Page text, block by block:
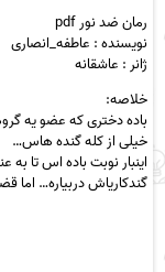
رمان ضد نور pdf
نویسنده : عاطفه_انصاری
ژانر : عاشقانه
خلاصه:
باده دختری که عضو یه
خیلی از کله گنده هاس…
اینبار نوبت باده اس تا
گندکاریاش دربیاره… اما